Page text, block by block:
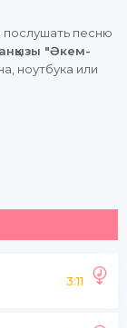
песню
"Әкем-
ноутбука или
3:11